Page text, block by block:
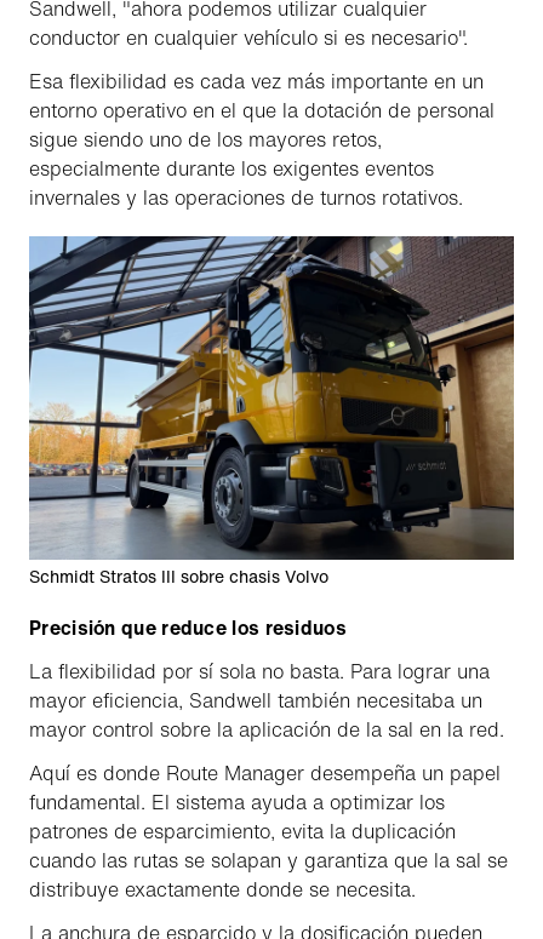
Sandwell, "ahora podemos utilizar cualquier
conductor en cualquier vehículo si es necesario".
Esa flexibilidad es cada vez más importante en un
entorno operativo en el que la dotación de personal
sigue siendo uno de los mayores retos,
especialmente durante los exigentes eventos
invernales y las operaciones de turnos rotativos.
Schmidt Stratos III sobre chasis Volvo
Precisión que reduce los residuos
La flexibilidad por sí sola no basta. Para lograr una
mayor eficiencia, Sandwell también necesitaba un
mayor control sobre la aplicación de la sal en la red.
Aquí es donde Route Manager desempeña un papel
fundamental. El sistema ayuda a optimizar los
patrones de esparcimiento, evita la duplicación
cuando las rutas se solapan y garantiza que la sal se
distribuye exactamente donde se necesita.
La anchura de esparcido y la dosificación pueden